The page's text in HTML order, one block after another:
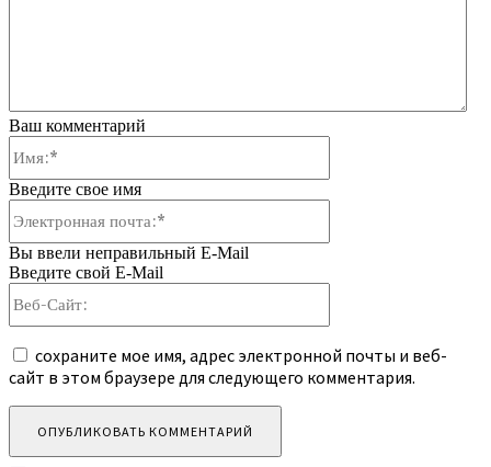
Ваш комментарий
Введите свое имя
Вы ввели неправильный E-Mail
Введите свой E-Mail
сохраните мое имя, адрес электронной почты и веб-
сайт в этом браузере для следующего комментария.